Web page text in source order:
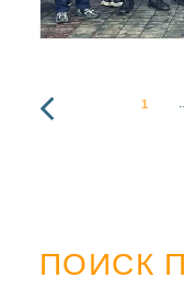
1
ПОИСК